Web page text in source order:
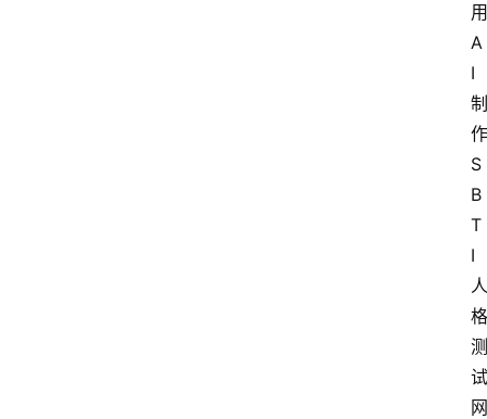
用
A
I
制
作
S
B
T
I
人
格
测
试
网